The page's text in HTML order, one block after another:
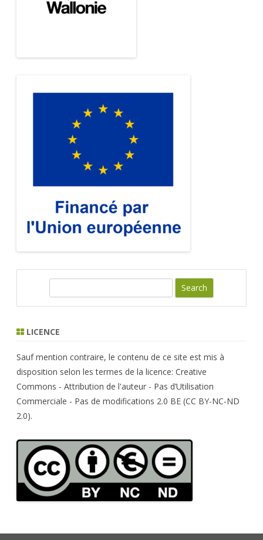
r
h
LICENCE
Sauf mention contraire, le contenu de ce site est mis à
disposition selon les termes de la licence: Creative
Commons - Attribution de l'auteur - Pas d’Utilisation
Commerciale - Pas de modifications 2.0 BE (CC BY-NC-ND
2.0).